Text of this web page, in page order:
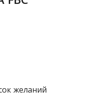
желаний